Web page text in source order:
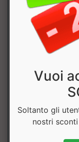
Carboidrati
di cui
zuccheri
Fibre
Sale
Vuoi
Soltanto gli
nostri